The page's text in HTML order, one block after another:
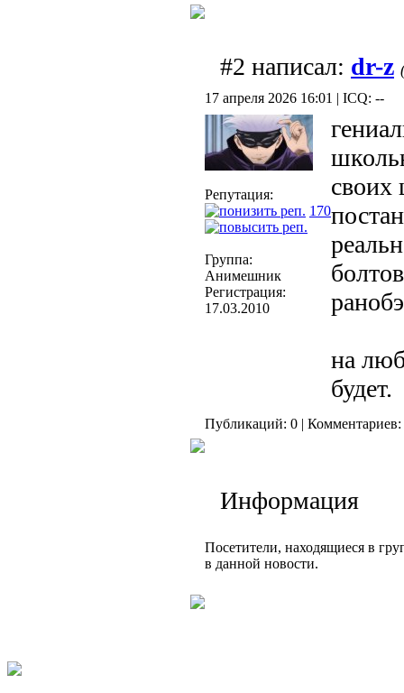
#2 написал: dr-z
17 апреля 2026 16:01 | ICQ: --
Репутация:
170
Группа:
Анимешник
Регистрация:
17.03.2010
своих
ранобэ
на
будет.
Публикаций: 0 | Комментариев:
Информация
Посетители, находящиеся в
в данной новости.